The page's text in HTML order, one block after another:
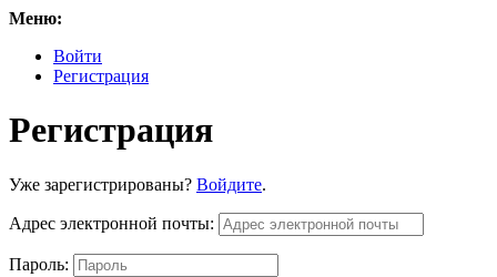
Меню:
Войти
Регистрация
Регистрация
Уже зарегистрированы? Войдите.
Адрес электронной почты:
Пароль: